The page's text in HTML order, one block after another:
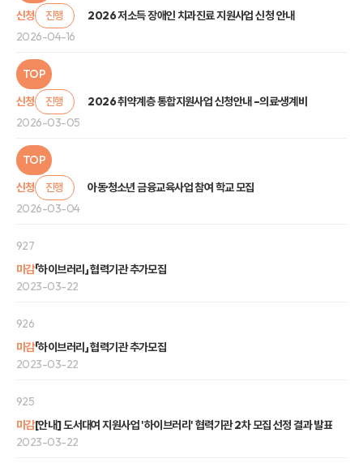
신청
진행
2026 저소득 장애인 치과진료 지원사업 신청 안내
2026-04-16
TOP
신청
진행
2026 취약계층 통합지원사업 신청안내 –의료·생계비
2026-03-05
TOP
신청
진행
아동·청소년 금융교육사업 참여 학교 모집
2026-03-04
927
마감「하이브러리」 협력기관 추가모집
2023-03-22
926
마감「하이브러리」 협력기관 추가모집
2023-03-22
925
마감[안내] 도서대여 지원사업 '하이브러리' 협력기관 2차 모집 선정 결과 발표
2023-03-22